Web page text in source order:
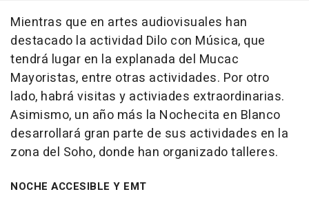
Mientras que en artes audiovisuales han
destacado la actividad Dilo con Música, que
tendrá lugar en la explanada del Mucac
Mayoristas, entre otras actividades. Por otro
lado, habrá visitas y activiades extraordinarias.
Asimismo, un año más la Nochecita en Blanco
desarrollará gran parte de sus actividades en la
zona del Soho, donde han organizado talleres.
NOCHE ACCESIBLE Y EMT